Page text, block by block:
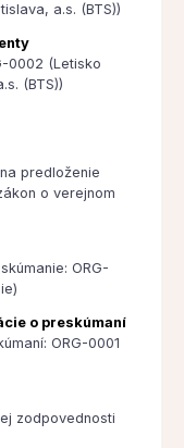
a.s. (BTS))
0002 (Letisko
(BTS))
predloženie
o verejnom
ORG-
o preskúmaní
ORG-0001
zodpovednosti